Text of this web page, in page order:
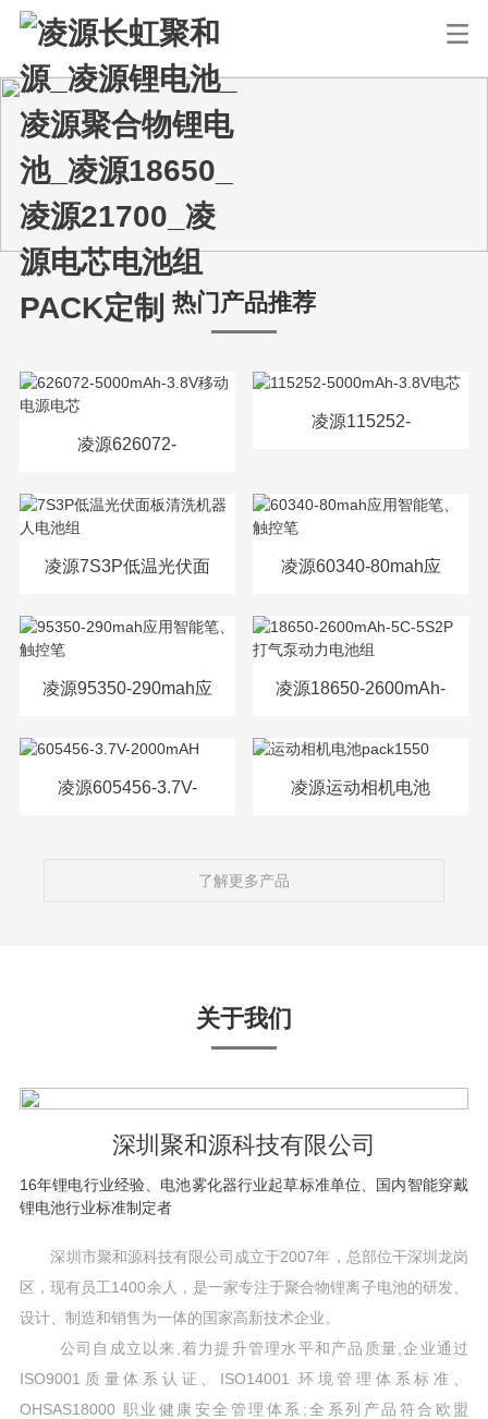
热门产品推荐
凌源626072-
凌源115252-
凌源7S3P低温光伏面 凌源60340-80mah应
凌源95350-290mah应 凌源18650-2600mAh-
电池组
凌源605456-3.7V- 凌源运动相机电池
了解更多产品
关于我们
深圳聚和源科技有限公司
16年锂电行业经验、电池雾化器行业起草标准单位、国内智能穿戴
锂电池行业标准制定者
深圳市聚和源科技有限公司成立于2007年，总部位干深圳龙岗
区，现有员工1400余人，是一家专注于聚合物锂离子电池的研发、
设计、制造和销售为一体的国家高新技术企业。
公司自成立以来,着力提升管理水平和产品质量,企业通过
ISO9001质量体系认证、ISO14001 环境管理体系标准、
OHSAS18000 职业健康安全管理体系;全系列产品符合欧盟